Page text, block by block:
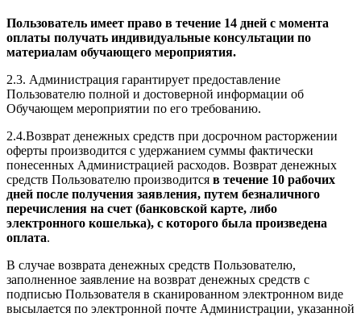
Пользователь имеет право в течение 14 дней с момента
оплаты получать индивидуальные консультации по
материалам обучающего мероприятия.
2.3. Администрация гарантирует предоставление
Пользователю полной и достоверной информации об
Обучающем мероприятии по его требованию.
2.4.Возврат денежных средств при досрочном расторжении
оферты производится с удержанием суммы фактически
понесенных Администрацией расходов. Возврат денежных
средств Пользователю производится в течение 10 рабочих
дней после получения заявления, путем безналичного
перечисления на счет (банковской карте, либо
электронного кошелька), с которого была произведена
оплата.
В случае возврата денежных средств Пользователю,
заполненное заявление на возврат денежных средств с
подписью Пользователя в сканированном электронном виде
высылается по электронной почте Администрации, указанной